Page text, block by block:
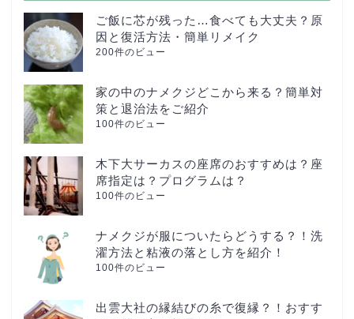
ご飯に芯が残った…食べても大丈夫？原
因と復活方法・簡単リメイク
200件のビュー
家の中のナメクジどこから来る？簡単対
策と退治法をご紹介
100件のビュー
木下大サーカスの座席のおすすめは？座
席指定は？プログラムは？
100件のビュー
ナメクジが服についたらどうする？！洗
濯方法と粘液の落とし方を紹介！
100件のビュー
出雲大社の縁結びの糸で復縁？！おすす